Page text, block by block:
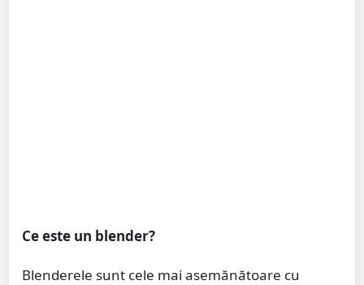
Ce este un blender?
Blenderele sunt cele mai asemănătoare cu